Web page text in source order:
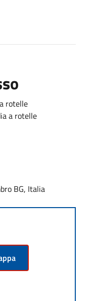
rotelle
a rotelle
BG, Italia